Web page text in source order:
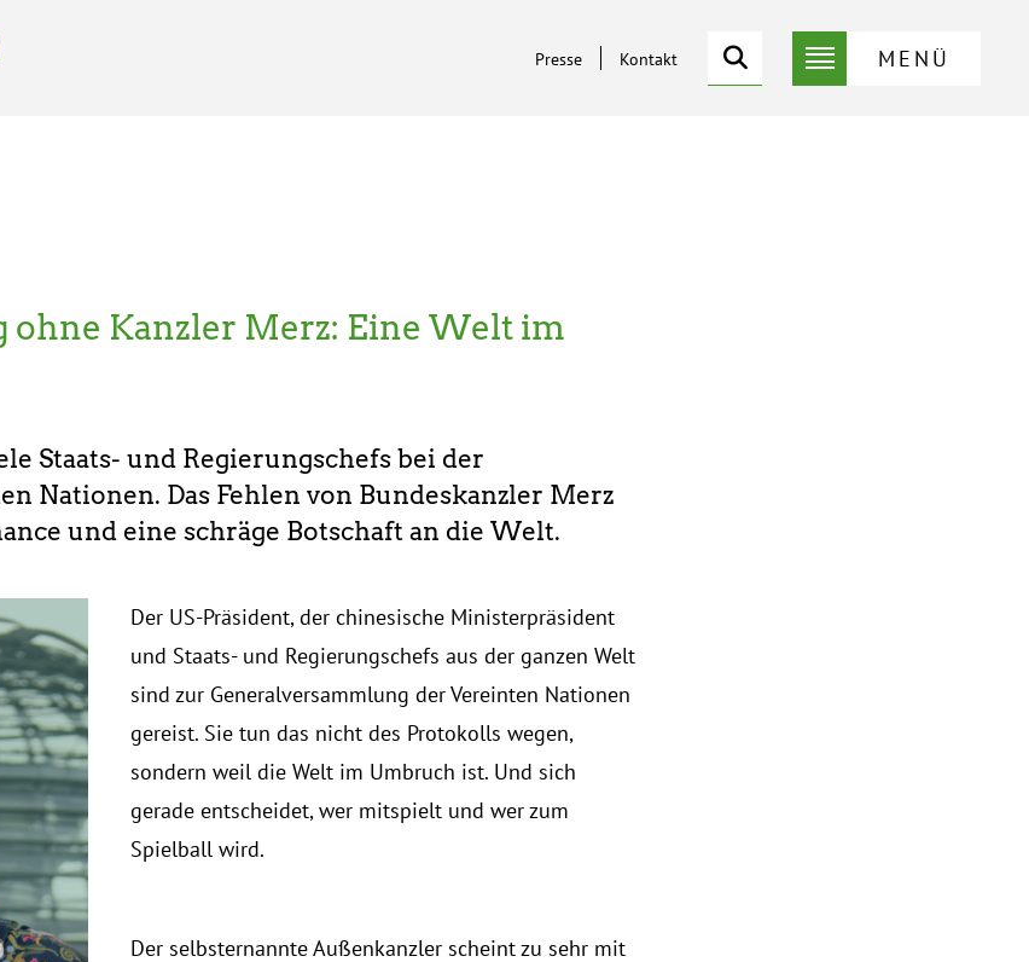
MENÜ
Suche
Service-
Presse Kontakt
Kanzler Merz: Eine Welt im
Staats- und Regierungschefs bei der
Nationen. Das Fehlen von Bundeskanzler Merz
und eine schräge Botschaft an die Welt.
Der US-Präsident, der chinesische Ministerpräsident
und Staats- und Regierungschefs aus der ganzen Welt
sind zur Generalversammlung der Vereinten Nationen
gereist. Sie tun das nicht des Protokolls wegen,
sondern weil die Welt im Umbruch ist. Und sich
gerade entscheidet, wer mitspielt und wer zum
Spielball wird.
Der selbsternannte Außenkanzler scheint zu sehr mit